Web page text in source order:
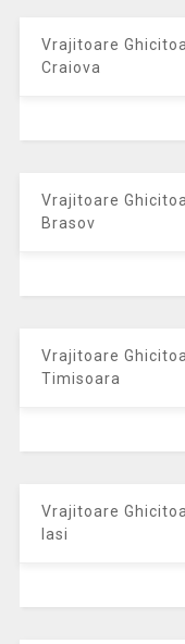
Vrajitoare
Craiova
Vrajitoare
Brasov
Vrajitoare
Timisoara
Vrajitoare
Iasi